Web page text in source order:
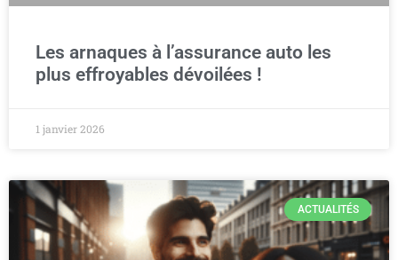
Les arnaques à l’assurance auto les
plus effroyables dévoilées !
1 janvier 2026
ACTUALITÉS